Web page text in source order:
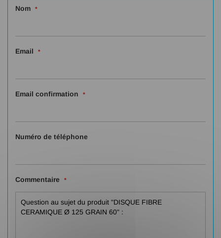
Nom
Email
Email confirmation
Numéro de téléphone
Commentaire